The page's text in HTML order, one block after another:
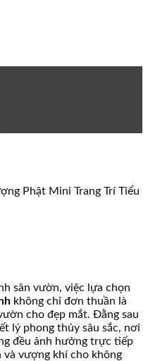
Phật Mini Trang Trí Tiểu
sân vườn, việc lựa chọn
không chỉ đơn thuần là
cho đẹp mắt. Đằng sau
lý phong thủy sâu sắc, nơi
đều ảnh hưởng trực tiếp
và vượng khí cho không